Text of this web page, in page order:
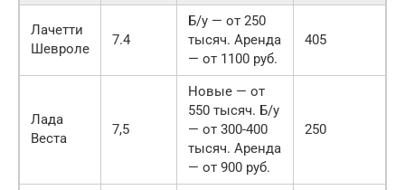
Лачетти
Шевроле
7.4
Б/у — от 250
тысяч. Аренда
— от 1100 руб.
405
Лада
Веста
7,5
Новые — от
550 тысяч. Б/у
— от 300-400
тысяч. Аренда
— от 900 руб.
250